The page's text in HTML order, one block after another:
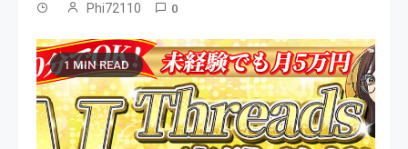
Phi72110 0
1 MIN READ